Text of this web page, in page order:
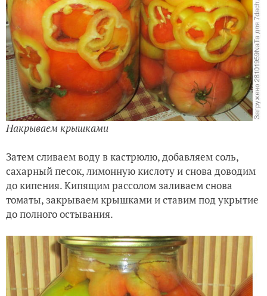
Заливаем томаты кипятком
Накрываем крышками